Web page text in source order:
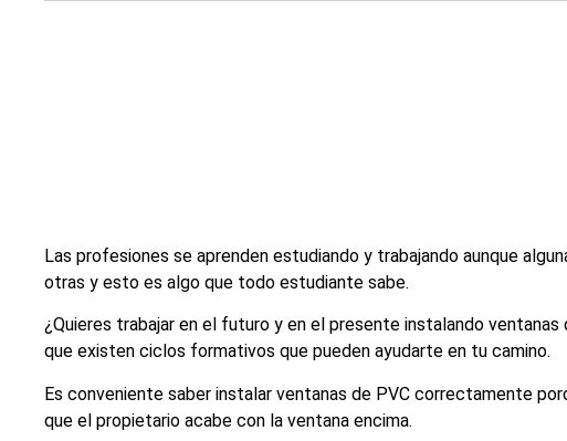
Las profesiones se aprenden estudiando y trabajando aunque
otras y esto es algo que todo estudiante sabe.
¿Quieres trabajar en el futuro y en el presente instalando ventanas
que existen ciclos formativos que pueden ayudarte en tu camino.
Es conveniente saber instalar ventanas de PVC correctamente
que el propietario acabe con la ventana encima.